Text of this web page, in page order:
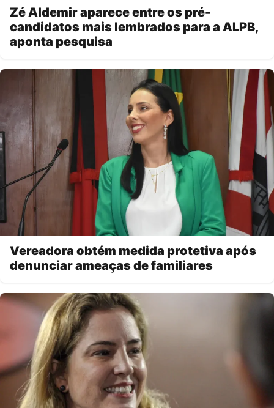
Zé Aldemir aparece entre os pré-
candidatos mais lembrados para a ALPB,
aponta pesquisa
Vereadora obtém medida protetiva após
denunciar ameaças de familiares